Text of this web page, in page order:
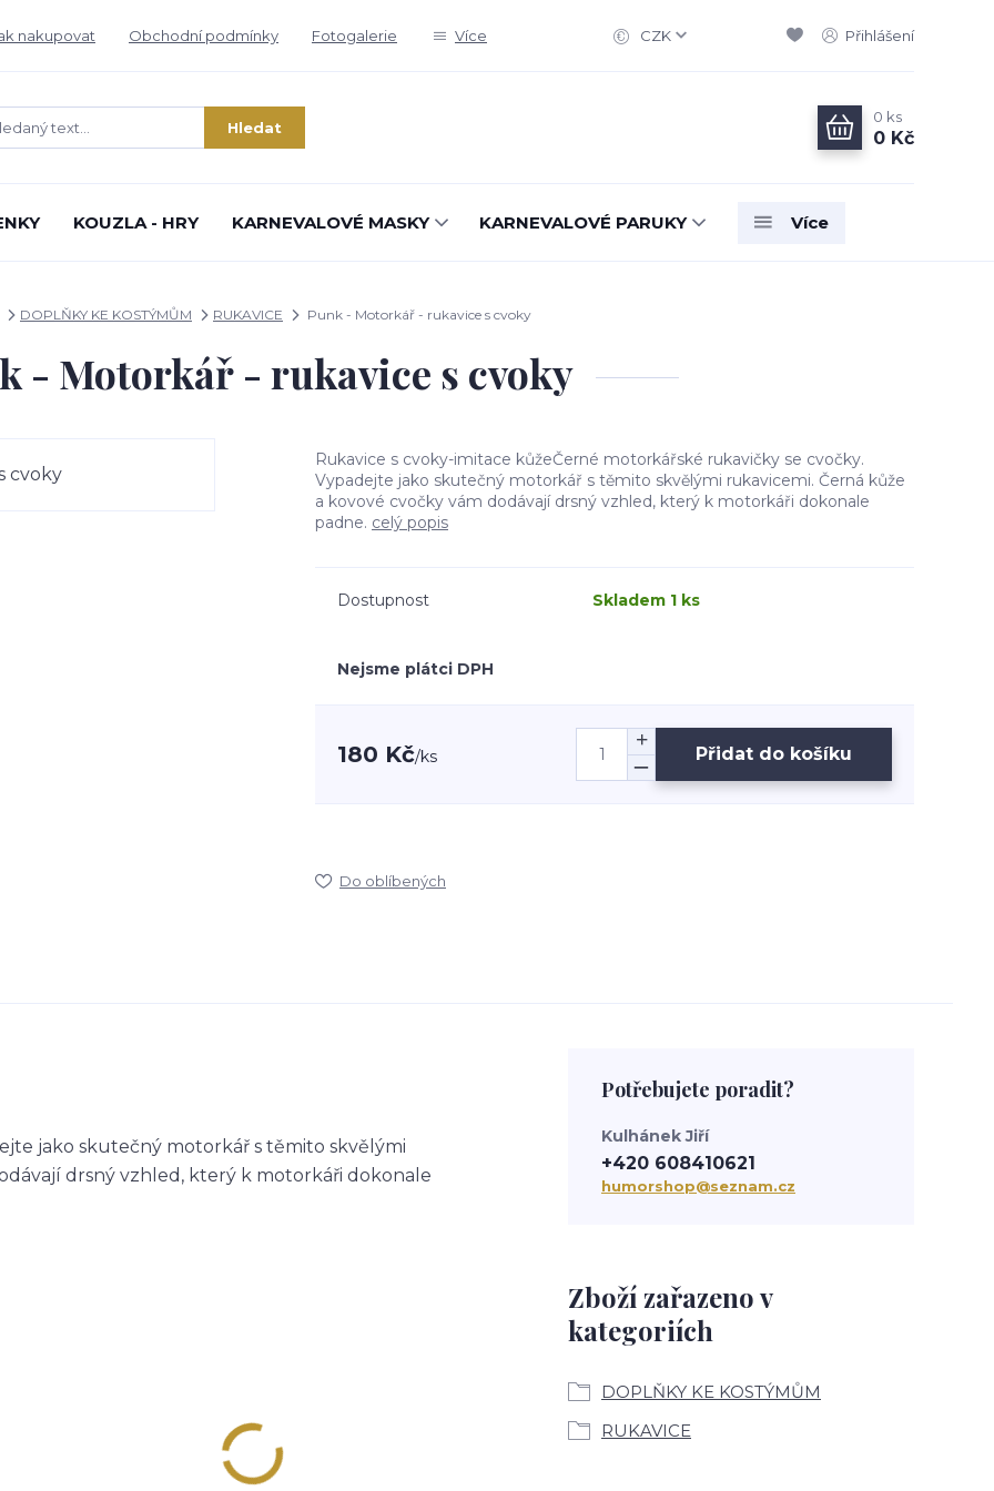
nakupovat Obchodní podmínky Fotogalerie Více CZK Přihlášení
Hledat
0 ks
0 Kč
KOUZLA - HRY KARNEVALOVÉ MASKY KARNEVALOVÉ PARUKY Více
DOPLŇKY KE KOSTÝMŮM RUKAVICE Punk - Motorkář - rukavice s cvoky
- Motorkář - rukavice s cvoky
Rukavice s cvoky-imitace kůžeČerné motorkářské rukavičky se cvočky.
Vypadejte jako skutečný motorkář s těmito skvělými rukavicemi. Černá kůže
a kovové cvočky vám dodávají drsný vzhled, který k motorkáři dokonale
padne. celý popis
Dostupnost Skladem 1 ks
Nejsme plátci DPH
180 Kč/ks Přidat do košíku
Do oblíbených
jako skutečný motorkář s těmito skvělými
drsný vzhled, který k motorkáři dokonale
Zboží zařazeno v
kategoriích
DOPLŇKY KE KOSTÝMŮM
RUKAVICE
Potřebujete poradit?
Kulhánek Jiří
+420 608410621
humorshop@seznam.cz